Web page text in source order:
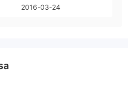
2016-03-24